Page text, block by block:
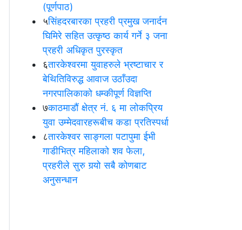
(पूर्णपाठ)
५सिंहदरबारका प्रहरी प्रमुख जनार्दन
घिमिरे सहित उत्कृष्ठ कार्य गर्ने ३ जना
प्रहरी अधिकृत पुरस्कृत
६तारकेश्वरमा युवाहरुले भ्रष्टाचार र
बेथितिविरुद्ध आवाज उठाँउदा
नगरपालिकाको धम्कीपूर्ण विज्ञप्ति
७काठमाडौं क्षेत्र नं. ६ मा लोकप्रिय
युवा उम्मेदवारहरूबीच कडा प्रतिस्पर्धा
८तारकेश्वर साङ्गला पटापुमा ईभी
गाडीभित्र महिलाको शव फेला,
प्रहरीले सुरु गर्‍यो सबै कोणबाट
अनुसन्धान